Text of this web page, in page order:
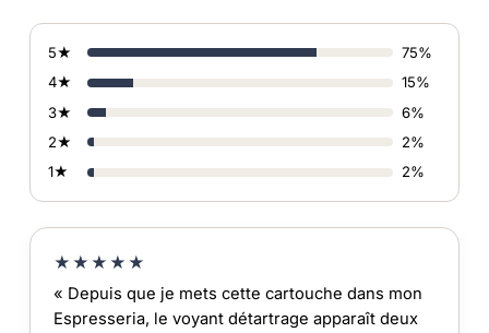
5★
75%
4★
15%
3★
6%
2★
2%
1★
2%
★★★★★
« Depuis que je mets cette cartouche dans mon
Espresseria, le voyant détartrage apparaît deux